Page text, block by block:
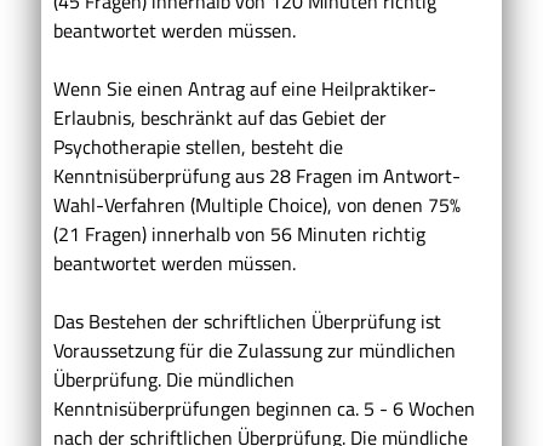
beantwortet werden müssen.
Wenn Sie einen Antrag auf eine Heilpraktiker-
Erlaubnis, beschränkt auf das Gebiet der
Psychotherapie stellen, besteht die
Kenntnisüberprüfung aus 28 Fragen im Antwort-
Wahl-Verfahren (Multiple Choice), von denen 75%
(21 Fragen) innerhalb von 56 Minuten richtig
beantwortet werden müssen.
Das Bestehen der schriftlichen Überprüfung ist
Voraussetzung für die Zulassung zur mündlichen
Überprüfung. Die mündlichen
Kenntnisüberprüfungen beginnen ca. 5 - 6 Wochen
nach der schriftlichen Überprüfung. Die mündliche